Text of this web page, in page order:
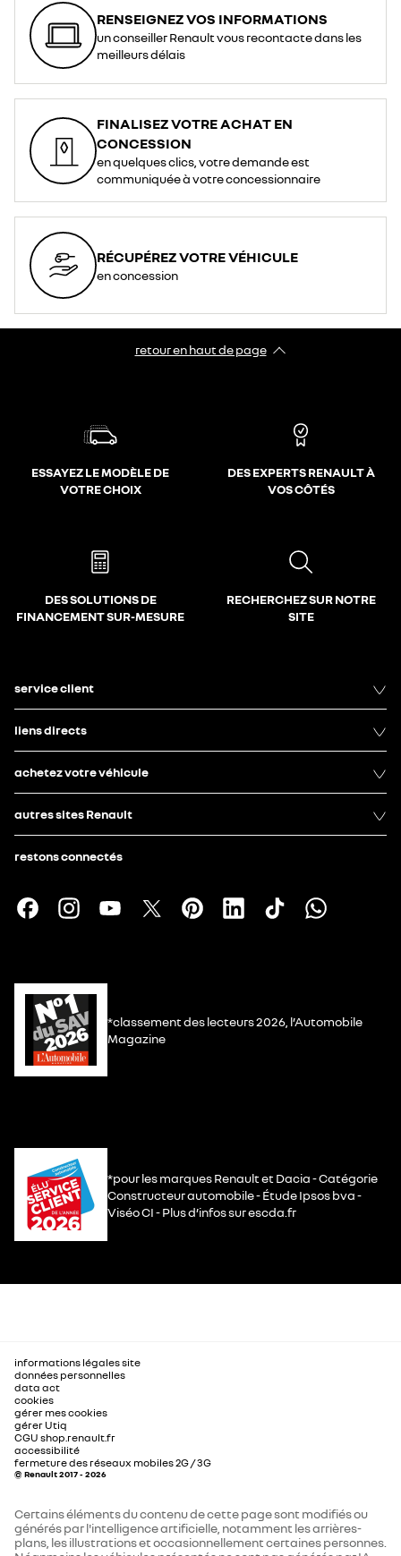
RENSEIGNEZ VOS INFORMATIONS
un conseiller Renault vous recontacte dans les
meilleurs délais
FINALISEZ VOTRE ACHAT EN
CONCESSION
en quelques clics, votre demande est
communiquée à votre concessionnaire
RÉCUPÉREZ VOTRE VÉHICULE
en concession
retour en haut de page​
ESSAYEZ LE MODÈLE DE
VOTRE CHOIX
DES EXPERTS RENAULT À
VOS CÔTÉS
DES SOLUTIONS DE
FINANCEMENT SUR-MESURE
RECHERCHEZ SUR NOTRE
SITE
service client
liens directs
achetez votre véhicule
autres sites Renault
restons connectés
*classement des lecteurs 2026, l’Automobile
Magazine
*pour les marques Renault et Dacia - Catégorie
Constructeur automobile - Étude Ipsos bva -
Viséo CI - Plus d’infos sur escda.fr
informations légales site
données personnelles
data act
cookies
gérer mes cookies
gérer Utiq
CGU shop.renault.fr
accessibilité
fermeture des réseaux mobiles 2G / 3G
© Renault 2017 - 2026
Certains éléments du contenu de cette page sont modifiés ou
générés par l'intelligence artificielle, notamment les arrières-
plans, les illustrations et occasionnellement certaines personnes.